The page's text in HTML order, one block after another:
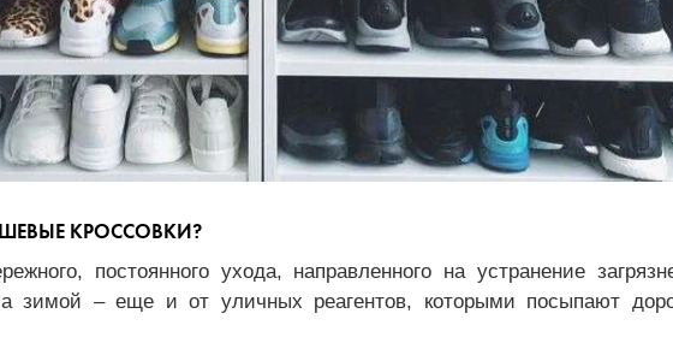
КРОССОВКИ?
постоянного ухода, направленного на устранение
зимой – еще и от уличных реагентов, которыми посыпают